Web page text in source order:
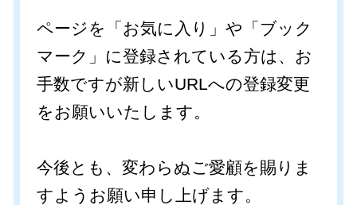
ページを「お気に入り」や「ブック
マーク」に登録されている方は、お
手数ですが新しいURLへの登録変更
をお願いいたします。
今後とも、変わらぬご愛顧を賜りま
すようお願い申し上げます。